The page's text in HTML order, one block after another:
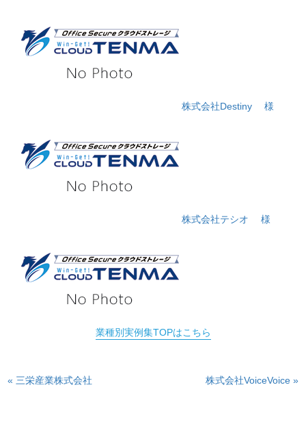
株式会社Destiny 様
株式会社テシオ 様
業種別実例集TOPはこちら
« 三栄産業株式会社 株式会社VoiceVoice »